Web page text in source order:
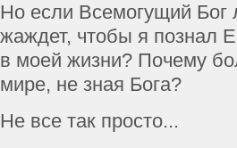
Но если Всемогущий Бог
жаждет, чтобы я познал
в моей жизни? Почему
мире, не зная Бога?
Не все так просто...